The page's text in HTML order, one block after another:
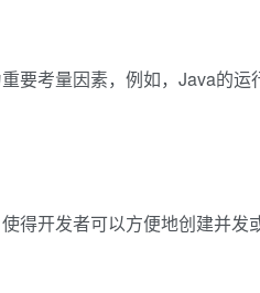
要考量因素，例如，Java的
得开发者可以方便地创建并